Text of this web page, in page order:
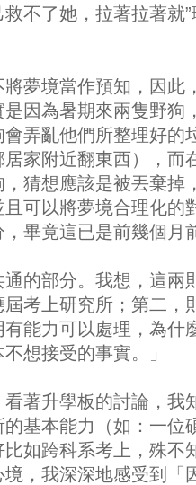
不了她，拉著拉著就”
夢境當作預知，因此
因為暑期來兩隻野狗
弄亂他們所整理好的
家附近翻東西），而
猜想應該是被丟棄掉
可以將夢境合理化的
畢竟這已是前幾個月
的部分。我想，這兩
考上研究所；第二，
能力可以處理，為什
想接受的事實。」
著升學板的討論，我
基本能力（如：一位
如跨科系考上，殊不
，我深深地感受到「